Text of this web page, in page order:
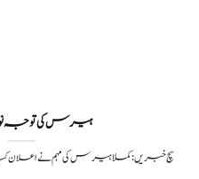
ہیرس کی توجہ
سچ خبریں: کملا ہیرس کی مہم نے اعلان